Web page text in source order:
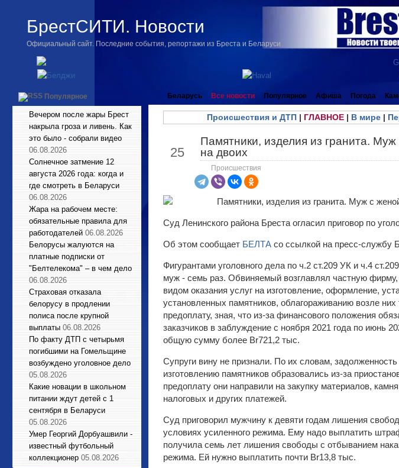
БрестСИТИ. Новости
Официальный сайт. Последние события, репортажи из Бреста и Беларуси
Популярное
Вечером после жары Брест
накрыла гроза и ливень. Как
это было - собрали видео
06.08.2026
Солнечное затмение 12
августа 2026 года: когда и
где смотреть в Беларуси
06.08.2026
Жара на рабочем месте:
обязательные правила для
работодателей 06.08.2026
Белорусы жалуются на
платные подписки от
"Белтелекома" – в чем дело
06.08.2026
Страховая отказала
белорусу в продлении
полиса после крупной
выплаты 06.08.2026
По факту ДТП с четырьмя
погибшими на Гомельщине
возбуждено уголовное дело
05.08.2026
Какие новации в школьном
питании ждут детей с 1
сентября в Беларуси
05.08.2026
Умер Георгий Дорбуашвили -
известный футбольный
коллекционер 05.08.2026
Беларусь Все новости Популярное Афиша Погода
Происшествия и ДТП| ГЛАВНОЕ| В мире|
25
Памятники, изделия из гранита.
на двоих
Происшествия
Суд Ленинского района Бреста огласил приговор по
Об этом сообщает БЕЛТА со ссылкой на пресс-службу
Фигурантами уголовного дела по ч.2 ст.209 УК и ч.4
муж - семь раз. Обвиняемый возглавлял частную
видом оказания услуг на изготовление, оформление,
установленных памятников, облагораживанию возле
предоплату, зная, что из-за финансового положения
заказчиков в заблуждение с ноября 2021 года по июнь
общую сумму более Br721,2 тыс.
Супруги вину не признали. По их словам,
изготовлению памятников образовались из-за
предоплату они направили на закупку материалов,
налоговых и других платежей.
Суд приговорил мужчину к девяти годам лишения
условиях усиленного режима. Ему надо выплатить
получила семь лет лишения свободы с отбыванием
режима. Ей нужно выплатить почти Br13,8 тыс.